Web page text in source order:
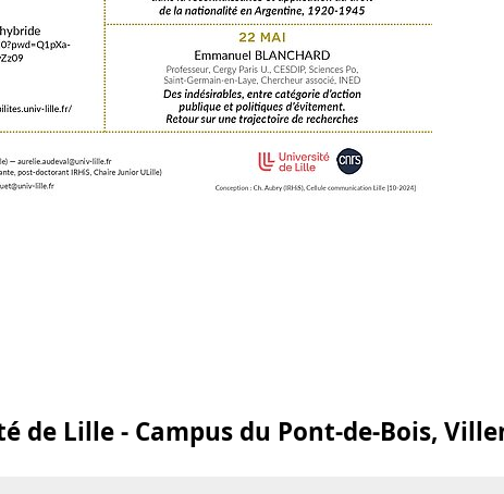
de Lille - Campus du Pont-de-Bois,